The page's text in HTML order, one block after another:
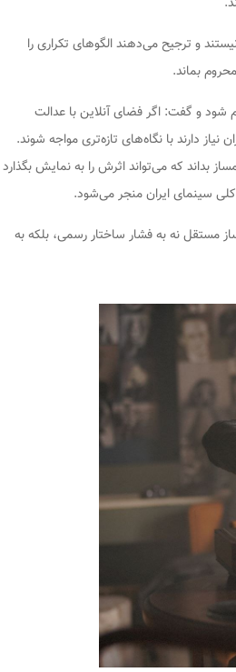
و ترجیح می‌دهند الگوهای تکراری را
بماند.
شود و گفت: اگر فضای آنلاین با عدالت
دارند با نگاه‌های تازه‌تری مواجه شوند.
بداند که می‌تواند اثرش را به نمایش بگذارد
کلی سینمای ایران منجر می‌شود.
مستقل نه به فشار ساختار رسمی، بلکه به